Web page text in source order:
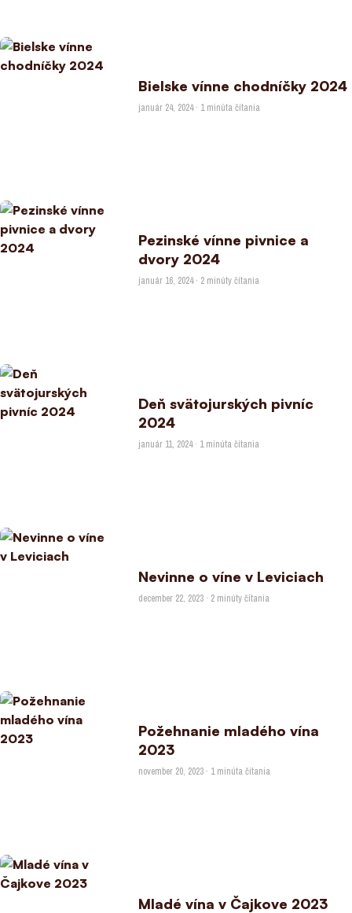
Bielske vínne chodníčky 2024
január 24, 2024 · 1 minúta čítania
Pezinské vínne pivnice a
dvory 2024
január 16, 2024 · 2 minúty čítania
Deň svätojurských pivníc
2024
január 11, 2024 · 1 minúta čítania
Nevinne o víne v Leviciach
december 22, 2023 · 2 minúty čítania
Požehnanie mladého vína
2023
november 20, 2023 · 1 minúta čítania
Mladé vína v Čajkove 2023